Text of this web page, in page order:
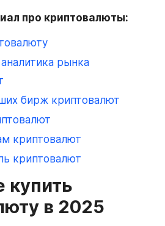
про криптовалюты:
аналитика рынка
бирж криптовалют
криптовалют
криптовалют
купить
в 2025